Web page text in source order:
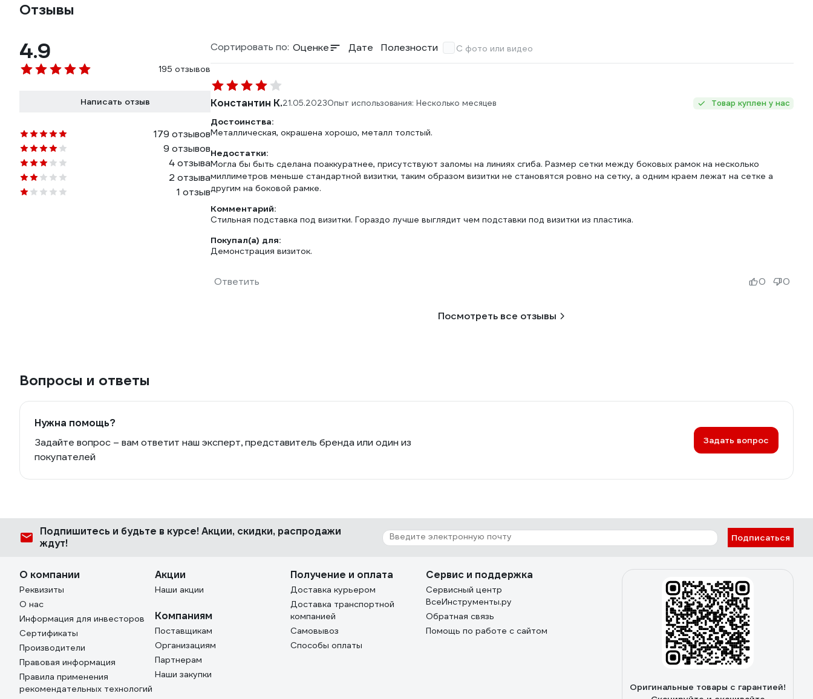
Отзывы
4.9
195 отзывов
Написать отзыв
179 отзывов
9 отзывов
4 отзыва
2 отзыва
1 отзыв
Сортировать по: Оценке Дате Полезности С фото или видео
Константин К.21.05.2023Опыт использования: Несколько месяцев Товар куплен у нас
Достоинства:
Металлическая, окрашена хорошо, металл толстый.
Недостатки:
Могла бы быть сделана поаккуратнее, присутствуют заломы на линиях сгиба. Размер сетки между боковых рамок на несколько
миллиметров меньше стандартной визитки, таким образом визитки не становятся ровно на сетку, а одним краем лежат на сетке а
другим на боковой рамке.
Комментарий:
Стильная подставка под визитки. Гораздо лучше выглядит чем подставки под визитки из пластика.
Покупал(а) для:
Демонстрация визиток.
Ответить 0 0
Посмотреть все отзывы
Вопросы и ответы
Нужна помощь?
Задайте вопрос – вам ответит наш эксперт, представитель бренда или один из
покупателей
Задать вопрос
Подпишитесь и будьте в курсе! Акции, скидки, распродажи
ждут!
Подписаться
О компании
Реквизиты
О нас
Информация для инвесторов
Сертификаты
Производители
Правовая информация
Правила применения
рекомендательных технологий
Акции
Наши акции
Компаниям
Поставщикам
Организациям
Партнерам
Наши закупки
Получение и оплата
Доставка курьером
Доставка транспортной
компанией
Самовывоз
Способы оплаты
Сервис и поддержка
Сервисный центр
ВсеИнструменты.ру
Обратная связь
Помощь по работе с сайтом
Оригинальные товары с гарантией!